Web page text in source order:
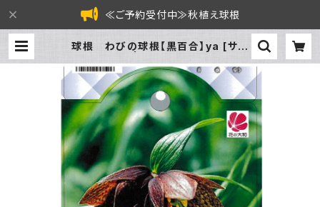
≪ご予約受付中≫秋植え球根
球根 わびの球根【黒百合】ya [サイ
ンラインショップ